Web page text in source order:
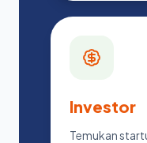
Investor
Temukan